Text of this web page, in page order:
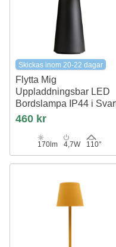
Skickas inom 20-22 dagar
Flytta Mig
Uppladdningsbar LED
Bordslampa IP44 i
Nielsen Light
460 kr
170lm 4,7W 110°